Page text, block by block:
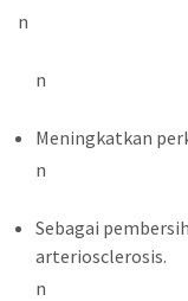
n
n
Meningkatkan
n
Sebagai
arteriosclerosis.
n